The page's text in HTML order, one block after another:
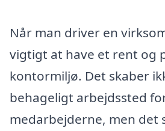
Når man driver en
vigtigt at have et rent og
kontormiljø. Det skaber
behageligt arbejdssted
medarbejderne, men det